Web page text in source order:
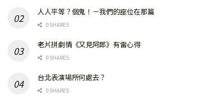
人人平等？個鬼！－我們的座位在那篇
0 SHARES
老片拼劇情《又見阿郎》有雷心得
0 SHARES
台北表演場所何處去？
0 SHARES